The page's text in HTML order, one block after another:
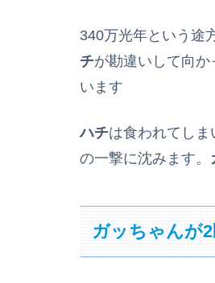
340万光年という途
チが勘違いして向か
います
ハチは食われてしま
の一撃に沈みます。
ガッちゃんが